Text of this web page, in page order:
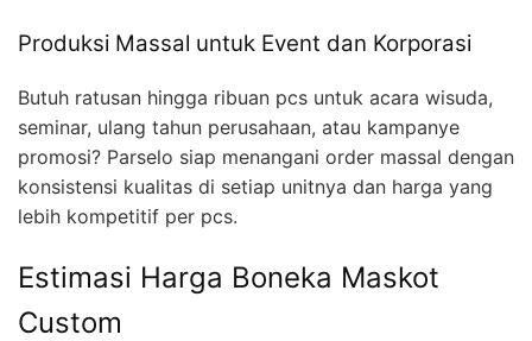
Produksi Massal untuk Event dan Korporasi
Butuh ratusan hingga ribuan pcs untuk acara wisuda,
seminar, ulang tahun perusahaan, atau kampanye
promosi? Parselo siap menangani order massal dengan
konsistensi kualitas di setiap unitnya dan harga yang
lebih kompetitif per pcs.
Estimasi Harga Boneka Maskot
Custom